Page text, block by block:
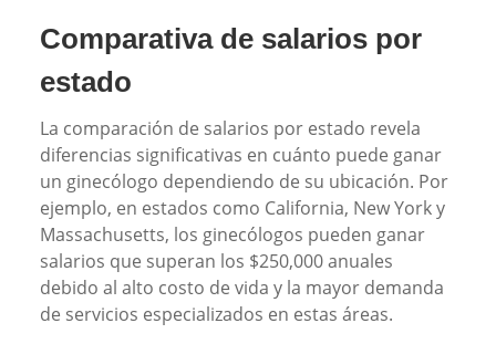
Comparativa de salarios por
estado
La comparación de salarios por estado revela
diferencias significativas en cuánto puede ganar
un ginecólogo dependiendo de su ubicación. Por
ejemplo, en estados como California, New York y
Massachusetts, los ginecólogos pueden ganar
salarios que superan los $250,000 anuales
debido al alto costo de vida y la mayor demanda
de servicios especializados en estas áreas.